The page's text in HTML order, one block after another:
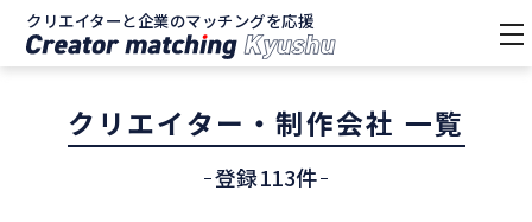
クリエイターと企業のマッチングを応援
クリエイター・制作会社 一覧
登録113件